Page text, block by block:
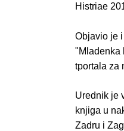
Histriae
Objavio je
"Mladenka
tportala za
Urednik je
knjiga u
Zadru i